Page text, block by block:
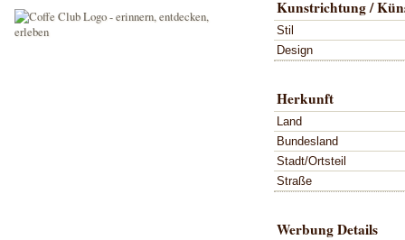
Kunstrichtung /
Stil
Design
Herkunft
Land
Bundesland
Stadt/Ortsteil
Straße
Werbung Details